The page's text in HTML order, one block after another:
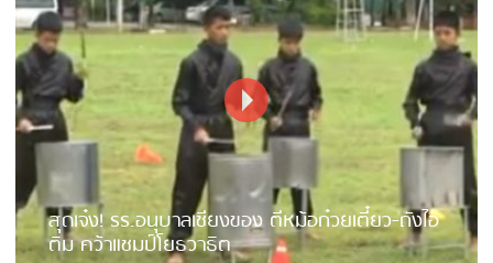
สุดเจ๋ง! รร.อนุบาลเชียงของ ตีหม้อก๋วยเตี๋ยว-ถังไอ
ติม คว้าแชมป์โยธวาธิต